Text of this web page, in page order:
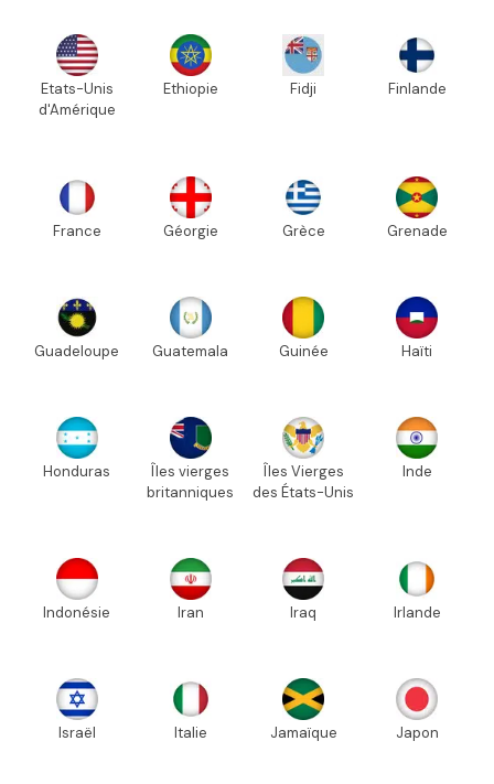
Etats-Unis
d'Amérique
Ethiopie Fidji Finlande
France Géorgie Grèce Grenade
Guadeloupe Guatemala Guinée Haïti
Honduras
Îles vierges
britanniques
Îles Vierges
des États-Unis
Inde
Indonésie Iran Iraq Irlande
Israël Italie Jamaïque Japon